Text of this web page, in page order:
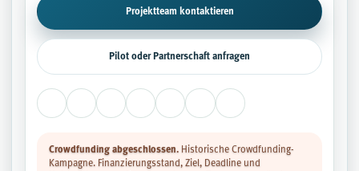
Projektteam kontaktieren
Pilot oder Partnerschaft anfragen
Crowdfunding abgeschlossen.Historische Crowdfunding-
Kampagne. Finanzierungsstand, Ziel, Deadline und